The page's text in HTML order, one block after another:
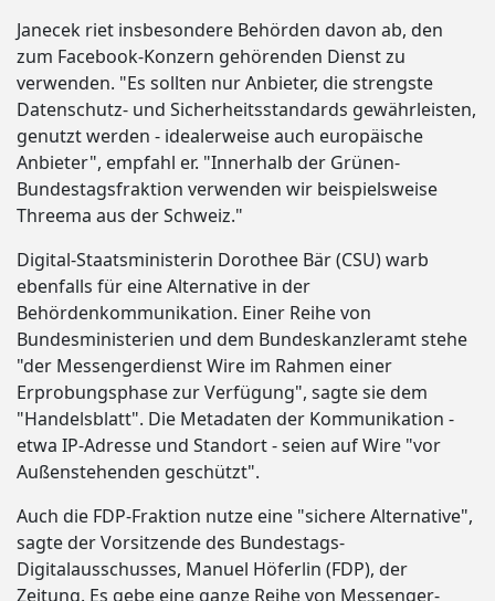
Janecek riet insbesondere Behörden davon ab, den
zum Facebook-Konzern gehörenden Dienst zu
verwenden. "Es sollten nur Anbieter, die strengste
Datenschutz- und Sicherheitsstandards gewährleisten,
genutzt werden - idealerweise auch europäische
Anbieter", empfahl er. "Innerhalb der Grünen-
Bundestagsfraktion verwenden wir beispielsweise
Threema aus der Schweiz."
Digital-Staatsministerin Dorothee Bär (CSU) warb
ebenfalls für eine Alternative in der
Behördenkommunikation. Einer Reihe von
Bundesministerien und dem Bundeskanzleramt stehe
"der Messengerdienst Wire im Rahmen einer
Erprobungsphase zur Verfügung", sagte sie dem
"Handelsblatt". Die Metadaten der Kommunikation -
etwa IP-Adresse und Standort - seien auf Wire "vor
Außenstehenden geschützt".
Auch die FDP-Fraktion nutze eine "sichere Alternative",
sagte der Vorsitzende des Bundestags-
Digitalausschusses, Manuel Höferlin (FDP), der
Zeitung. Es gebe eine ganze Reihe von Messenger-